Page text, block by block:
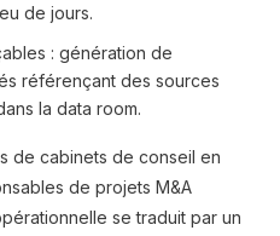
de jours.
: génération de
référençant des sources
la data room.
de cabinets de conseil en
de projets M&A
se traduit par un